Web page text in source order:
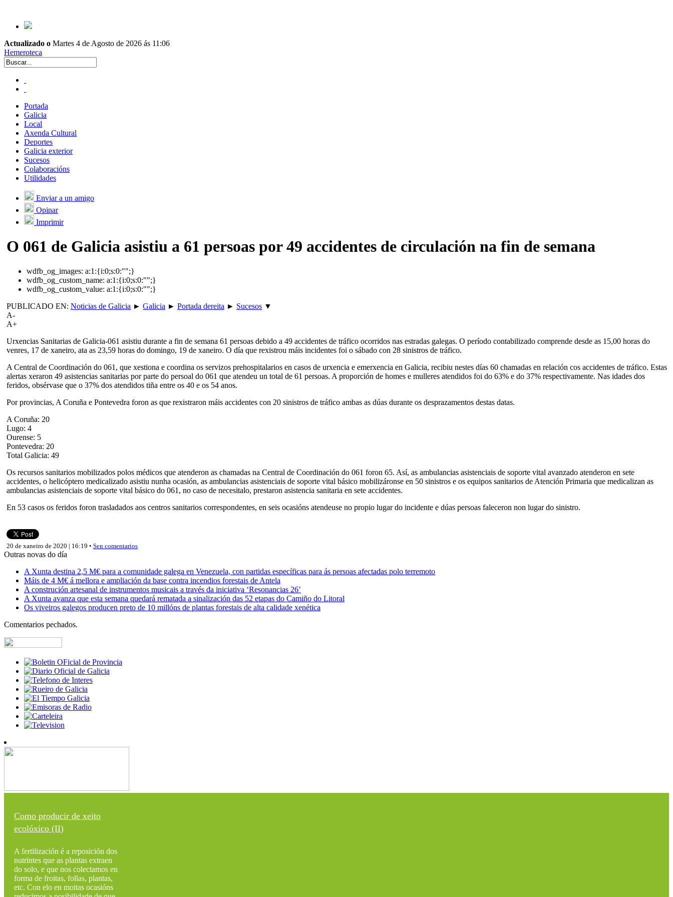
Actualizado o Martes 4 de Agosto de 2026 ás 11:06
Hemeroteca
Portada
Galicia
Local
Axenda Cultural
Deportes
Galicia exterior
Sucesos
Colaboracións
Utilidades
Enviar a un amigo
Opinar
Imprimir
O 061 de Galicia asistiu a 61 persoas por 49 accidentes de circulación na fin de semana
wdfb_og_images: a:1:{i:0;s:0:"";}
wdfb_og_custom_name: a:1:{i:0;s:0:"";}
wdfb_og_custom_value: a:1:{i:0;s:0:"";}
PUBLICADO EN: Noticias de Galicia ► Galicia ► Portada dereita ► Sucesos ▼
A-
A+
Urxencias Sanitarias de Galicia-061 asistiu durante a fin de semana 61 persoas debido a 49 accidentes de tráfico ocorridos nas estradas galegas. O período contabilizado comprende desde as 15,00 horas do
venres, 17 de xaneiro, ata as 23,59 horas do domingo, 19 de xaneiro. O día que rexistrou máis incidentes foi o sábado con 28 sinistros de tráfico.
A Central de Coordinación do 061, que xestiona e coordina os servizos prehospitalarios en casos de urxencia e emerxencia en Galicia, recibiu nestes días 60 chamadas en relación cos accidentes de tráfico. Estas
alertas xeraron 49 asistencias sanitarias por parte do persoal do 061 que atendeu un total de 61 persoas. A proporción de homes e mulleres atendidos foi do 63% e do 37% respectivamente. Nas idades dos
feridos, obsérvase que o 37% dos atendidos tiña entre os 40 e os 54 anos.
Por provincias, A Coruña e Pontevedra foron as que rexistraron máis accidentes con 20 sinistros de tráfico ambas as dúas durante os desprazamentos destas datas.
A Coruña: 20
Lugo: 4
Ourense: 5
Pontevedra: 20
Total Galicia: 49
Os recursos sanitarios mobilizados polos médicos que atenderon as chamadas na Central de Coordinación do 061 foron 65. Así, as ambulancias asistenciais de soporte vital avanzado atenderon en sete
accidentes, o helicóptero medicalizado asistiu nunha ocasión, as ambulancias asistenciais de soporte vital básico mobilizáronse en 50 sinistros e os equipos sanitarios de Atención Primaria que medicalizan as
ambulancias asistenciais de soporte vital básico do 061, no caso de necesitalo, prestaron asistencia sanitaria en sete accidentes.
En 53 casos os feridos foron trasladados aos centros sanitarios correspondentes, en seis ocasións atendeuse no propio lugar do incidente e dúas persoas faleceron non lugar do sinistro.
20 de xaneiro de 2020 | 16:19 • Sen comentarios
Outras novas do día
A Xunta destina 2,5 M€ para a comunidade galega en Venezuela, con partidas específicas para ás persoas afectadas polo terremoto
Máis de 4 M€ á mellora e ampliación da base contra incendios forestais de Antela
A construción artesanal de instrumentos musicais a través da iniciativa ‘Resonancias 26’
A Xunta avanza que esta semana quedará rematada a sinalización das 52 etapas do Camiño do Litoral
Os viveiros galegos producen preto de 10 millóns de plantas forestais de alta calidade xenética
Comentarios pechados.
Como producir de xeito
ecolóxico (II)
A fertilización é a reposición dos
nutrintes que as plantas extraen
do solo, e que nos colectamos en
forma de froitas, follas, plantas,
etc. Con elo en moitas ocasións